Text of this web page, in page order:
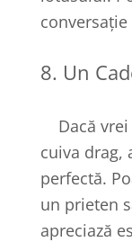
8. Un
Dacă vrei
cuiva drag,
perfectă.
un prieten
apreciază